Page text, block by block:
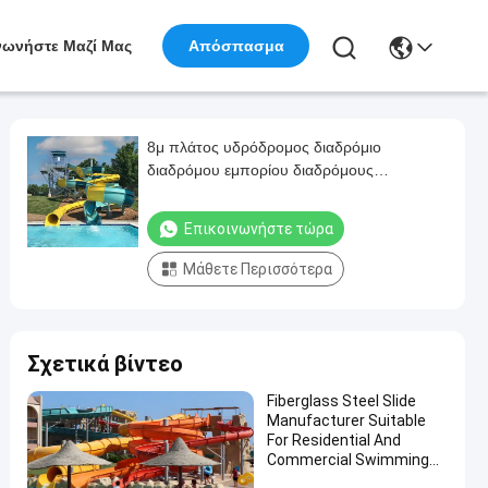
Μαζί Μας Απόσπασμα
8μ πλάτος υδρόδρομος διαδρόμιο
διαδρόμου εμπορίου διαδρόμους
Επικοινωνήστε τώρα
Μάθετε Περισσότερα
Σχετικά βίντεο
Fiberglass Steel Slide
Manufacturer Suitable
For Residential And
Commercial Swimming